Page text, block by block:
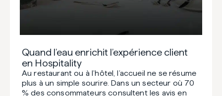
Quand l’eau enrichit l’expérience client
en Hospitality
Au restaurant ou à l’hôtel, l’accueil ne se résume
plus à un simple sourire. Dans un secteur où 70
% des consommateurs consultent les avis en